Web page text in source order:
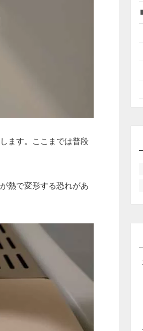
ます。ここまでは普段
熱で変形する恐れがあ